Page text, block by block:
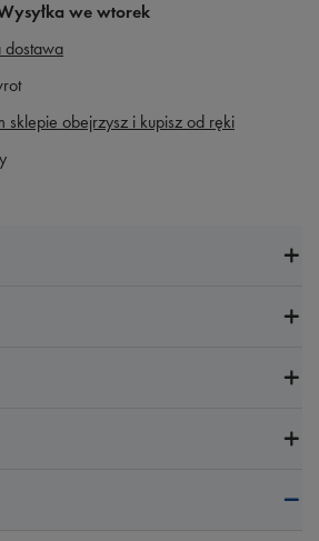
we wtorek
dostawa
sklepie obejrzysz i kupisz od ręki